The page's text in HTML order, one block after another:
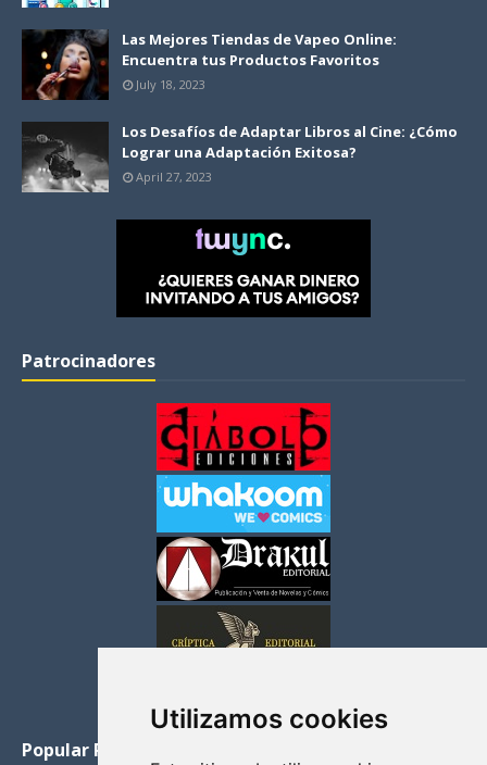
Utilizamos cookies
Las Mejores Tiendas de Vapeo Online:
Encuentra tus Productos Favoritos
July 18, 2023
Los Desafíos de Adaptar Libros al Cine: ¿Cómo
Lograr una Adaptación Exitosa?
April 27, 2023
Patrocinadores
Popular Posts